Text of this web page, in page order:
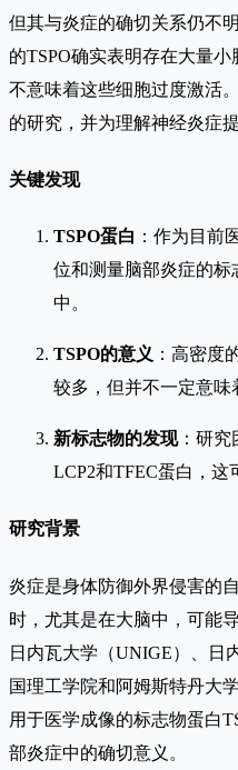
但其与炎症的确切关系仍不
的TSPO确实表明存在大量
不意味着这些细胞过度激活
的研究，并为理解神经炎症
关键发现
TSPO蛋白 ：作为目前
位和测量脑部炎症的标
中。
TSPO的意义 ：高密度
较多，但并不一定意味
新标志物的发现：研
LCP2和TFEC蛋白，这
研究背景
炎症是身体防御外界侵害的
时，尤其是在大脑中，可能
日内瓦大学（UNIGE）、日
国理工学院和阿姆斯特丹大
用于医学成像的标志物蛋白
部炎症中的确切意义。